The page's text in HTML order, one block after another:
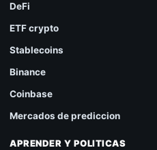
DeFi
ETF crypto
Stablecoins
Binance
Coinbase
Mercados de prediccion
APRENDER Y POLITICAS